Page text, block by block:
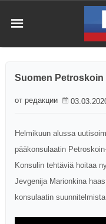
Suomen
от редакции
Helmikuun alussa
pääkonsulaatin
Konsulin tehtäviä hoitaa
Jevgenija Marionkina
konsulaatin